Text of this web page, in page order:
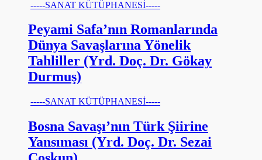
-----SANAT KÜTÜPHANESİ-----
Peyami Safa’nın Romanlarında
Dünya Savaşlarına Yönelik
Tahliller (Yrd. Doç. Dr. Gökay
Durmuş)
-----SANAT KÜTÜPHANESİ-----
Bosna Savaşı’nın Türk Şiirine
Yansıması (Yrd. Doç. Dr. Sezai